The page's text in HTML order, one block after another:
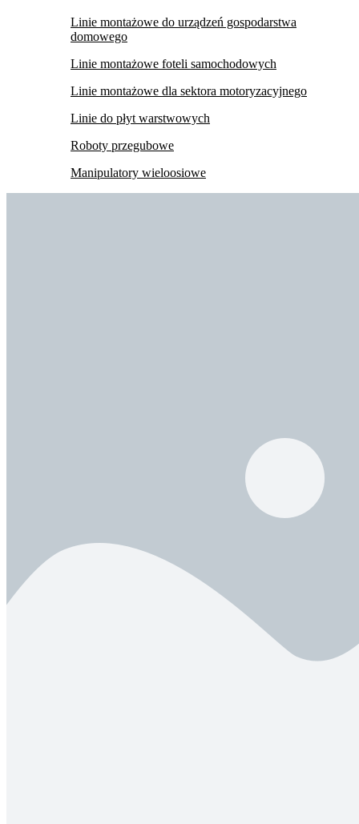
Linie montażowe do urządzeń gospodarstwa
domowego
Linie montażowe foteli samochodowych
Linie montażowe dla sektora motoryzacyjnego
Linie do płyt warstwowych
Roboty przegubowe
Manipulatory wieloosiowe